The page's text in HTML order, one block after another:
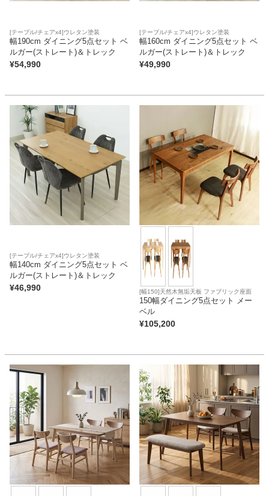
[テーブル/チェアx4]ウレタン塗装
幅190cm ダイニング5点セット ベ
ルガー(ストレート)＆トレック
¥54,990
[テーブル/チェアx4]ウレタン塗装
幅160cm ダイニング5点セット ベ
ルガー(ストレート)＆トレック
¥49,990
[テーブル/チェアx4]ウレタン塗装
幅140cm ダイニング5点セット ベ
ルガー(ストレート)＆トレック
¥46,990 [幅150]天然木無垢天板 ファブリック座面
150幅ダイニング5点セット メー
ベル
¥105,200